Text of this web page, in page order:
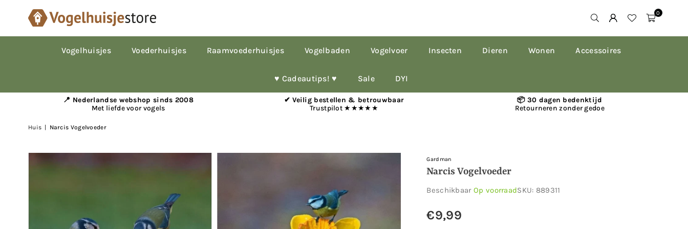
0
Vogelhuisjes Voederhuisjes Raamvoederhuisjes Vogelbaden Vogelvoer Insecten Dieren Wonen Accessoires
♥︎ Cadeautips! ♥︎ Sale DYI
📍 Nederlandse webshop sinds 2008
Met liefde voor vogels
✔ Veilig bestellen & betrouwbaar
Trustpilot ★★★★★
📦 30 dagen bedenktijd
Retourneren zonder gedoe
Huis Narcis Vogelvoeder
Gardman
Narcis Vogelvoeder
Beschikbaar Op voorraadSKU: 889311
Normale
€9,99